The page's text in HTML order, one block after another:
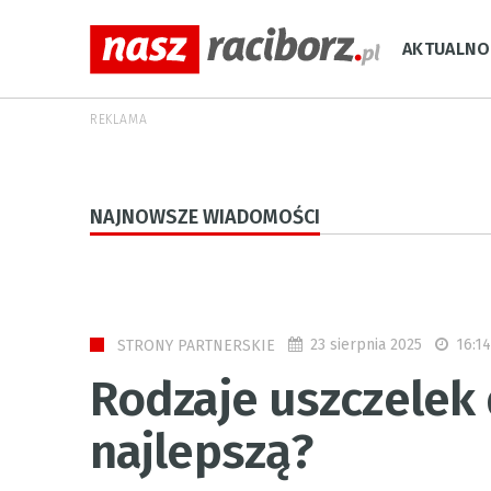
REKLAMA
NAJNOWSZE WIADOMOŚCI
STRONY PARTNERSKIE 23 sierpnia 2025 16:14
Rodzaje
najlepszą?